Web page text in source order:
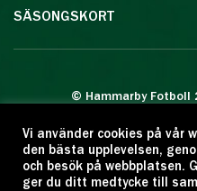
SÄSONGSKORT
© Hammarby Fotboll
Eftertryck eller
Citera oss
Vi använder cookies på vår
den bästa upplevelsen,
och besök på webbplatsen.
ger du ditt medtycke till